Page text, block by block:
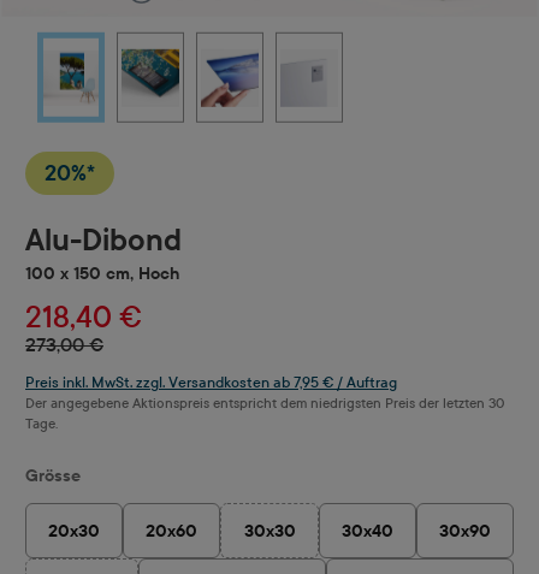
20%*
Alu-Dibond
100 x 150 cm, Hoch
218,40 €
273,00 €
Preis inkl. MwSt. zzgl. Versandkosten ab 7,95 € / Auftrag
Der angegebene Aktionspreis entspricht dem niedrigsten Preis der letzten 30
Tage.
Grösseauswählen
20x30 20x60 30x30
(Diese Option ist zurzeit nicht
30x40 30x90